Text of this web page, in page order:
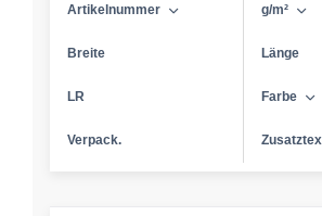
Artikelnummer g/m²
Breite Länge
LR Farbe
Verpack.